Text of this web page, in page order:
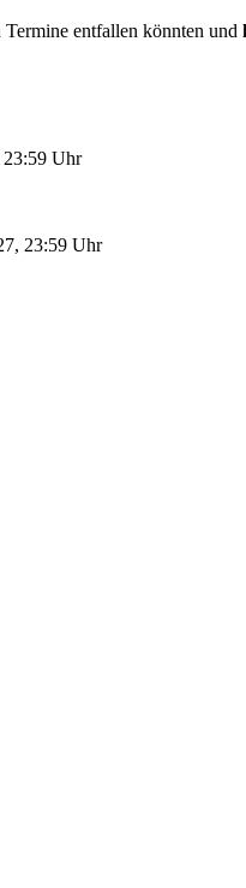
Termine entfallen könnten und
Uhr
23:59 Uhr